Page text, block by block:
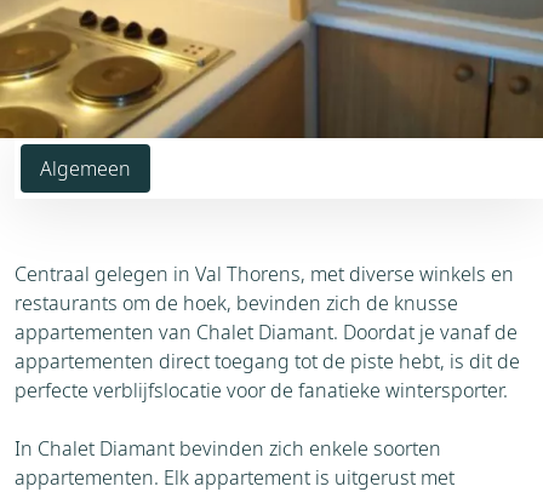
Algemeen
Centraal gelegen in Val Thorens, met diverse winkels en
restaurants om de hoek, bevinden zich de knusse
appartementen van Chalet Diamant. Doordat je vanaf de
appartementen direct toegang tot de piste hebt, is dit de
perfecte verblijfslocatie voor de fanatieke wintersporter.
In Chalet Diamant bevinden zich enkele soorten
appartementen. Elk appartement is uitgerust met